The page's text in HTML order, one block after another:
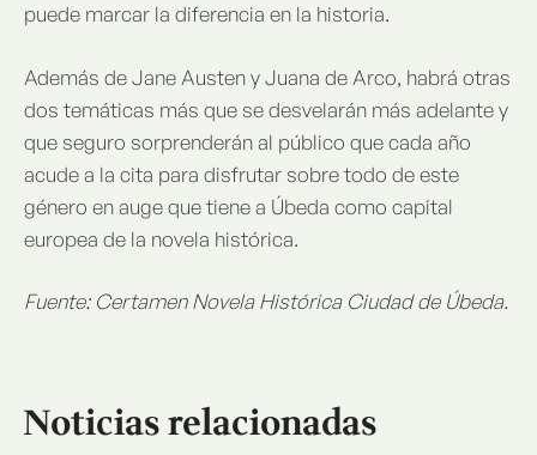
puede marcar la diferencia en la historia.
Además de Jane Austen y Juana de Arco, habrá otras
dos temáticas más que se desvelarán más adelante y
que seguro sorprenderán al público que cada año
acude a la cita para disfrutar sobre todo de este
género en auge que tiene a Úbeda como capital
europea de la novela histórica.
Fuente: Certamen Novela Histórica Ciudad de Úbeda.
Noticias relacionadas